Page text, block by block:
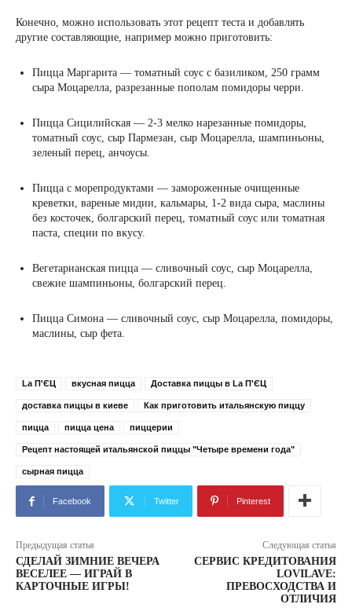
Конечно, можно использовать этот рецепт теста и добавлять
другие составляющие, например можно приготовить:
Пицца Маргарита ― томатный соус с базиликом, 250 грамм
сыра Моцарелла, разрезанные пополам помидоры черри.
Пицца Сицилийская ― 2-3 мелко нарезанные помидоры,
томатный соус, сыр Пармезан, сыр Моцарелла, шампиньоны,
зеленый перец, анчоусы.
Пицца с морепродуктами ― замороженные очищенные
креветки, вареные мидии, кальмары, 1-2 вида сыра, маслины
без косточек, болгарский перец, томатный соус или томатная
паста, специи по вкусу.
Вегетарианская пицца ― сливочный соус, сыр Моцарелла,
свежие шампиньоны, болгарский перец.
Пицца Симона ― сливочный соус, сыр Моцарелла, помидоры,
маслины, сыр фета.
La П'ЄЦ вкусная пицца Доставка пиццы в La П'ЄЦ
доставка пиццы в киеве Как приготовить итальянскую пиццу
пицца пицца цена пиццерии
Рецепт настоящей итальянской пиццы "Четыре времени года"
сырная пицца
Facebook Twitter Pinterest
Предыдущая статья
СДЕЛАЙ ЗИМНИЕ ВЕЧЕРА
ВЕСЕЛЕЕ — ИГРАЙ В
КАРТОЧНЫЕ ИГРЫ!
Следующая статья
СЕРВИС КРЕДИТОВАНИЯ
LOVILAVE:
ПРЕВОСХОДСТВА И
ОТЛИЧИЯ